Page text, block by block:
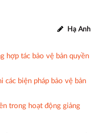
Hạ Anh
hợp tác bảo vệ bản quyền
các biện pháp bảo vệ bản
trong hoạt động giảng